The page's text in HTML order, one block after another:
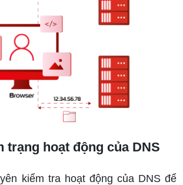
trạng hoạt động của DNS
kiểm tra hoạt động của DNS để